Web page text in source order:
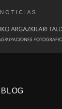
NOTICIAS
BLOG